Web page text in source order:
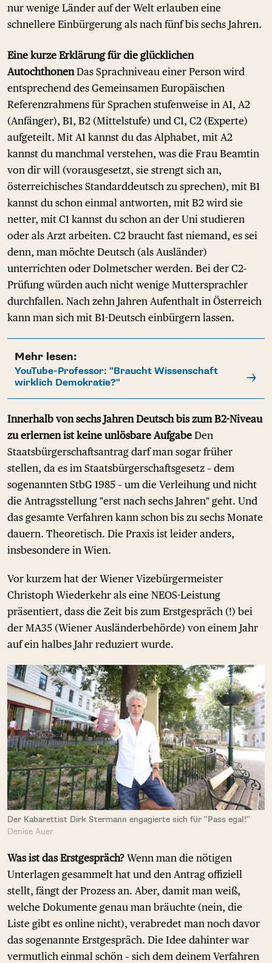
nur wenige Länder auf der Welt erlauben eine
schnellere Einbürgerung als nach fünf bis sechs Jahren.
Eine kurze Erklärung für die glücklichen
AutochthonenDas Sprachniveau einer Person wird
entsprechend des Gemeinsamen Europäischen
Referenzrahmens für Sprachen stufenweise in A1, A2
(Anfänger), B1, B2 (Mittelstufe) und C1, C2 (Experte)
aufgeteilt. Mit A1 kannst du das Alphabet, mit A2
kannst du manchmal verstehen, was die Frau Beamtin
von dir will (vorausgesetzt, sie strengt sich an,
österreichisches Standarddeutsch zu sprechen), mit B1
kannst du schon einmal antworten, mit B2 wird sie
netter, mit C1 kannst du schon an der Uni studieren
oder als Arzt arbeiten. C2 braucht fast niemand, es sei
denn, man möchte Deutsch (als Ausländer)
unterrichten oder Dolmetscher werden. Bei der C2-
Prüfung würden auch nicht wenige Muttersprachler
durchfallen. Nach zehn Jahren Aufenthalt in Österreich
kann man sich mit B1-Deutsch einbürgern lassen.
Mehr lesen:
YouTube-Professor: "Braucht Wissenschaft
wirklich Demokratie?"
Innerhalb von sechs Jahren Deutsch bis zum B2-Niveau
zu erlernen ist keine unlösbare Aufgabe Den
Staatsbürgerschaftsantrag darf man sogar früher
stellen, da es im Staatsbürgerschaftsgesetz – dem
sogenannten StbG 1985 – um die Verleihung und nicht
die Antragsstellung "erst nach sechs Jahren" geht. Und
das gesamte Verfahren kann schon bis zu sechs Monate
dauern. Theoretisch. Die Praxis ist leider anders,
insbesondere in Wien.
Vor kurzem hat der Wiener Vizebürgermeister
Christoph Wiederkehr als eine NEOS-Leistung
präsentiert, dass die Zeit bis zum Erstgespräch (!) bei
der MA35 (Wiener Ausländerbehörde) von einem Jahr
auf ein halbes Jahr reduziert wurde.
Der Kabarettist Dirk Stermann engagierte sich für "Pass egal!"
Denise Auer
Was ist das Erstgespräch? Wenn man die nötigen
Unterlagen gesammelt hat und den Antrag offiziell
stellt, fängt der Prozess an. Aber, damit man weiß,
welche Dokumente genau man bräuchte (nein, die
Liste gibt es online nicht), verabredet man noch davor
das sogenannte Erstgespräch. Die Idee dahinter war
vermutlich einmal schön – sich dem deinem Verfahren